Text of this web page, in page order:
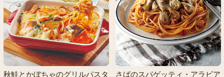
秋鮭とかぼちゃのグリルパスタ
さばのスパゲッティ・アラビア